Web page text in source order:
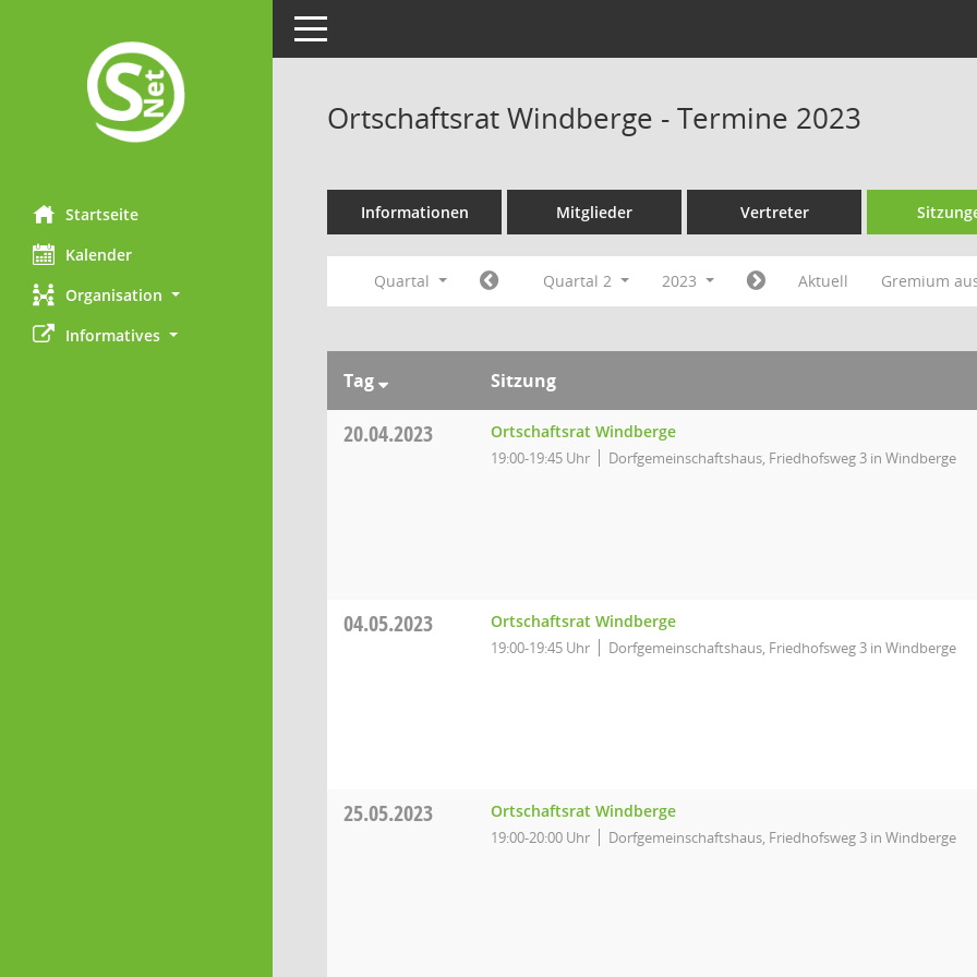
Startseite
Kalender
Organisation
Informatives
Toggle navigation
Ortschaftsrat Windberge - Termine 2023
Informationen Mitglieder Vertreter
Quartal Quartal 2 2023 Aktuell Gremium
Tag Sitzung
20.04.2023 Ortschaftsrat Windberge
19:00-19:45 Uhr Dorfgemeinschaftshaus, Friedhofsweg 3 in Windberge
04.05.2023 Ortschaftsrat Windberge
19:00-19:45 Uhr Dorfgemeinschaftshaus, Friedhofsweg 3 in Windberge
25.05.2023 Ortschaftsrat Windberge
19:00-20:00 Uhr Dorfgemeinschaftshaus, Friedhofsweg 3 in Windberge